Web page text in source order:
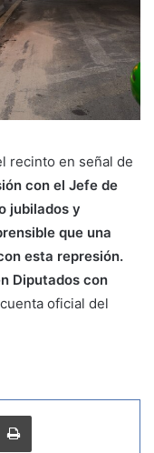
recinto en señal de
con el Jefe de
jubilados y
que una
esta represión.
Diputados con
oficial del